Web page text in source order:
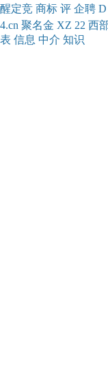
醒定竞 商标 评 企聘 D
4.cn 聚名金 XZ 22 西
表 信息 中介 知识